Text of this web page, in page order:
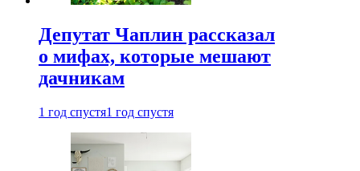
Депутат Чаплин рассказал
о мифах, которые мешают
дачникам
1 год спустя1 год спустя